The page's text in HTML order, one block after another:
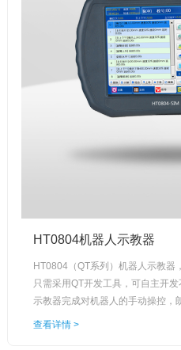
HT0804机器人示教器
HT0804（QT系列）机器人示教器
只需采用QT开发工具，可自主开
示教器完成对机器人的手动操控，
产自主研发，支持灵活示教、在线
查看详情 >